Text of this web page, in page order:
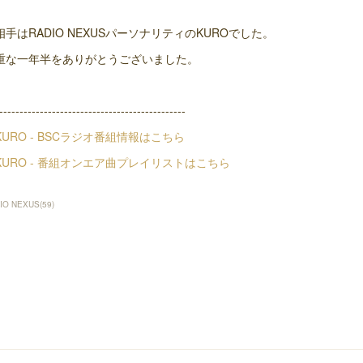
手はRADIO NEXUSパーソナリティのKUROでした。
な一年半をありがとうございました。
- BSCラジオ番組情報はこちら
- 番組オンエア曲プレイリストはこちら
NEXUS(59)